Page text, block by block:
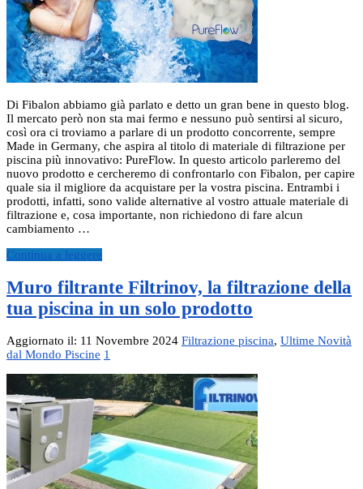
Di Fibalon abbiamo già parlato e detto un gran bene in questo blog.
Il mercato però non sta mai fermo e nessuno può sentirsi al sicuro,
così ora ci troviamo a parlare di un prodotto concorrente, sempre
Made in Germany, che aspira al titolo di materiale di filtrazione per
piscina più innovativo: PureFlow. In questo articolo parleremo del
nuovo prodotto e cercheremo di confrontarlo con Fibalon, per capire
quale sia il migliore da acquistare per la vostra piscina. Entrambi i
prodotti, infatti, sono valide alternative al vostro attuale materiale di
filtrazione e, cosa importante, non richiedono di fare alcun
cambiamento …
Continua a leggere
Muro filtrante Filtrinov, la filtrazione della
tua piscina in un solo prodotto
Aggiornato il: 11 Novembre 2024 Filtrazione piscina, Ultime Novità
dal Mondo Piscine 1